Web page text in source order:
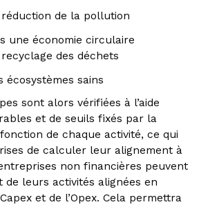
de la pollution
une économie circulaire
des déchets
écosystèmes sains
sont alors vérifiées à l’aide
et de seuils fixés par la
de chaque activité, ce qui
de calculer leur alignement à
non financières peuvent
leurs activités alignées en
et de l’Opex. Cela permettra